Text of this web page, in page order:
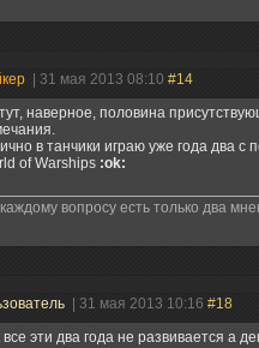
| 31 мая 2013 08:10 #14
наверное, половина
в танчики играю уже года два с
of Warships :ok:
вопросу есть только два
| 31 мая 2013 10:16 #18
все эти два года не развивается а